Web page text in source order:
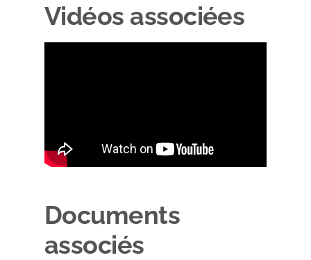
Vidéos associées
Documents
associés